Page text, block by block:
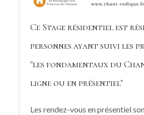
Ce Stage résidentiel est
personnes ayant suivi les
"les fondamentaux du
ligne ou en présentiel"
Les rendez-vous en présentiel